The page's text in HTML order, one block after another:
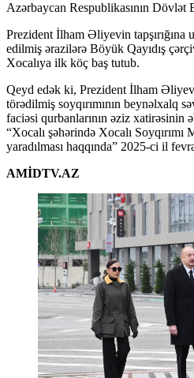
Azərbaycan Respublikasının Dövlət
Prezident İlham Əliyevin tapşırığına
edilmiş ərazilərə Böyük Qayıdış
Xocalıya ilk köç baş tutub.
Qeyd edək ki, Prezident İlham Əliyev
törədilmiş soyqırımının beynəlxalq
faciəsi qurbanlarının əziz xatirəsinin
“Xocalı şəhərində Xocalı
yaradılması haqqında” 2025-ci il
AMİDTV.AZ